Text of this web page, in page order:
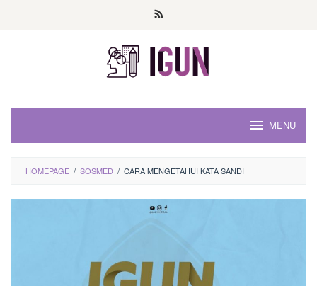
MENU
HOMEPAGE / SOSMED / CARA MENGETAHUI KATA SANDI